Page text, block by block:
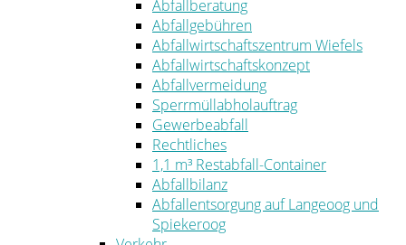
Abfallberatung
Abfallgebühren
Abfallwirtschaftszentrum Wiefels
Abfallwirtschaftskonzept
Abfallvermeidung
Sperrmüllabholauftrag
Gewerbeabfall
Rechtliches
1,1 m³ Restabfall-Container
Abfallbilanz
Abfallentsorgung auf Langeoog und
Spiekeroog